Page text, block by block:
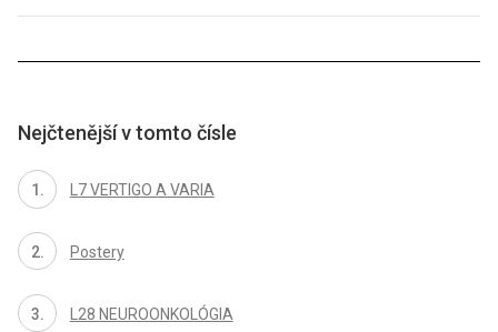
Nejčtenější v tomto čísle
L7 VERTIGO A VARIA
Postery
L28 NEUROONKOLÓGIA